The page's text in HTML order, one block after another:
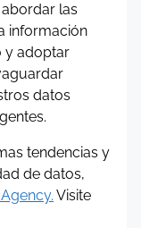
las
información
y adoptar
datos
tendencias y
de datos,
Visite